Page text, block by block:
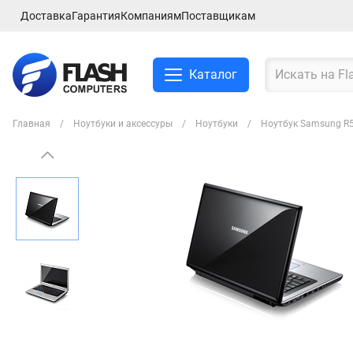
ДоставкаГарантияКомпаниямПоставщикам
Каталог
Главная Ноутбуки и аксессуры Ноутбуки Ноутбук Samsung
Ноутбуки и аксессуры
Компьютеры и
комплектующие
Сетевое оборудование